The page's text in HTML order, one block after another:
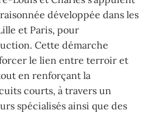
développée dans les
et Paris, pour
Cette démarche
le lien entre terroir et
en renforçant la
courts, à travers un
spécialisés ainsi que des